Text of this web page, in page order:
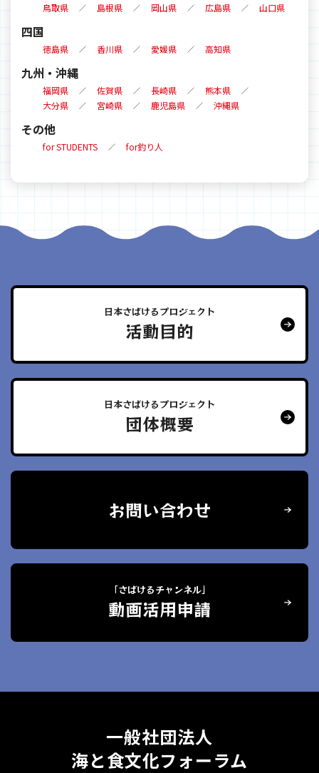
鳥取県 島根県 岡山県 広島県 山口県
四国
徳島県 香川県 愛媛県 高知県
九州・沖縄
福岡県 佐賀県 長崎県
熊本県
大分県
宮崎県 鹿児島県 沖縄県
その他
for STUDENTS for釣り人
日本さばけるプロジェクト
活動目的
日本さばけるプロジェクト
団体概要
お問い合わせ
「さばけるチャンネル」
動画活用申請
一般社団法人
海と食文化フォーラム